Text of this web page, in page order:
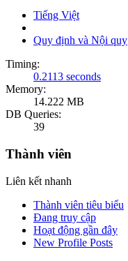
Tiếng Việt
Quy định và Nội quy
Timing:
0.2113 seconds
Memory:
14.222 MB
DB Queries:
39
Thành viên
Liên kết nhanh
Thành viên tiêu biểu
Đang truy cập
Hoạt động gần đây
New Profile Posts